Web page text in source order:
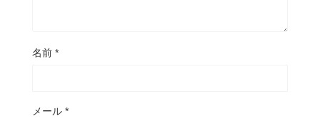
名前 *
メール *